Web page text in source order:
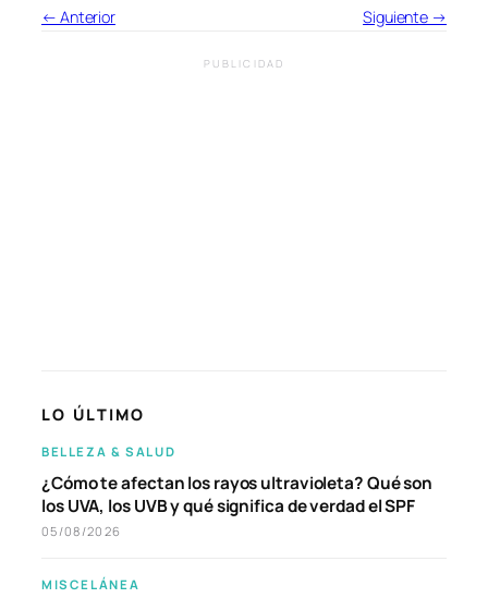
← Anterior Siguiente →
PUBLICIDAD
LO ÚLTIMO
BELLEZA & SALUD
¿Cómo te afectan los rayos ultravioleta? Qué son
los UVA, los UVB y qué significa de verdad el SPF
05/08/2026
MISCELÁNEA